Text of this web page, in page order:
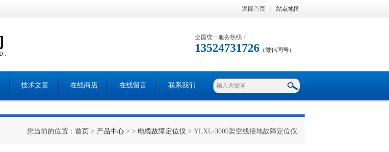
返回首页 站点地图
全国统一服务热线：
13524731726 （微信同号）
技术文章 在线商店 在线留言 联系我们
您当前的位置： 首页 > 产品中心 > > 电缆故障定位仪 > YLXL-3000架空线接地故障定位仪